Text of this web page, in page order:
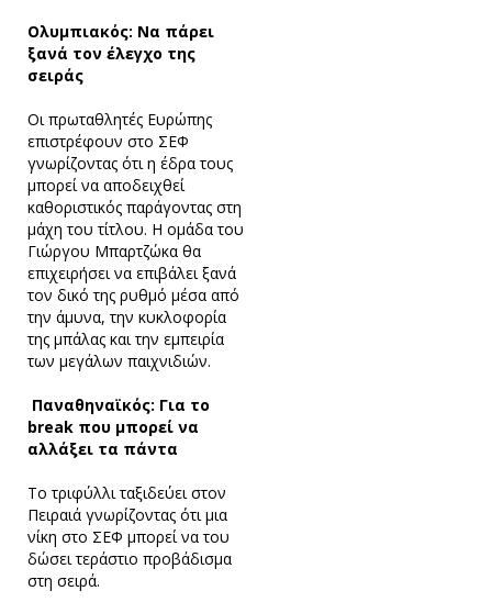
Ολυμπιακός: Να πάρει
ξανά τον έλεγχο της
σειράς
Οι πρωταθλητές Ευρώπης
επιστρέφουν στο ΣΕΦ
γνωρίζοντας ότι η έδρα τους
μπορεί να αποδειχθεί
καθοριστικός παράγοντας στη
μάχη του τίτλου. Η ομάδα του
Γιώργου Μπαρτζώκα θα
επιχειρήσει να επιβάλει ξανά
τον δικό της ρυθμό μέσα από
την άμυνα, την κυκλοφορία
της μπάλας και την εμπειρία
των μεγάλων παιχνιδιών.
Παναθηναϊκός: Για το
break που μπορεί να
αλλάξει τα πάντα
Το τριφύλλι ταξιδεύει στον
Πειραιά γνωρίζοντας ότι μια
νίκη στο ΣΕΦ μπορεί να του
δώσει τεράστιο προβάδισμα
στη σειρά.